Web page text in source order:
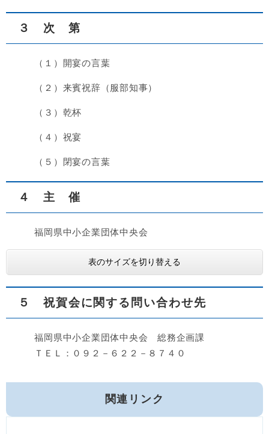
３ 次 第
（１）開宴の言葉
（２）来賓祝辞（服部知事）
（３）乾杯
（４）祝宴
（５）閉宴の言葉
４ 主 催
福岡県中小企業団体中央会
表のサイズを切り替える
５祝賀会に関する問い合わせ先​
福岡県中小企業団体中央会 総務企画課
​ ＴＥＬ：０９２－６２２－８７４０
関連リンク